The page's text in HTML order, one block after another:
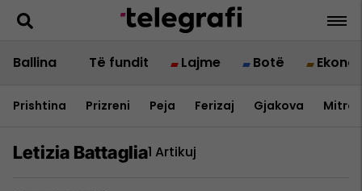
Ballina Të fundit Lajme Botë
Prishtina Prizreni Peja Ferizaj Gjakova
Letizia Battaglia1 Artikuj